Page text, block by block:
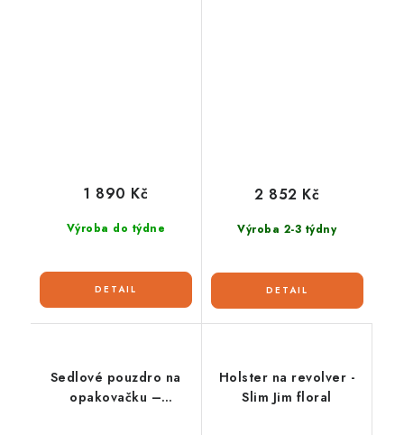
Výroba do týdne
1 890 Kč
Výroba 2-3 týdny
2 852 Kč
Sedlové pouzdro na
opakovačku –
Holster na revolver -
Slim Jim floral